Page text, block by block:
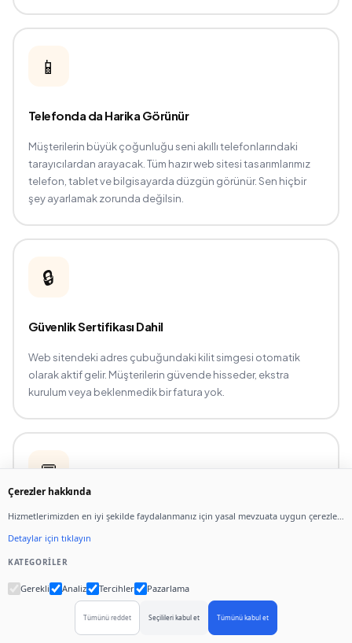
Çerezler hakkında
Hizmetlerimizden en iyi şekilde faydalanmanız için yasal mevzuata uygun çerezler
Detaylar için tıklayın
KATEGORILER
Gerekli Analiz Tercihler Pazarlama
Tümünü reddet Seçilileri kabul et Tümünü kabul et
📱
Telefonda da Harika Görünür
Müşterilerin büyük çoğunluğu seni akıllı telefonlarındaki
tarayıcılardan arayacak. Tüm hazır web sitesi tasarımlarımız
telefon, tablet ve bilgisayarda düzgün görünür. Sen hiçbir
şey ayarlamak zorunda değilsin.
🔒
Güvenlik Sertifikası Dahil
Web sitendeki adres çubuğundaki kilit simgesi otomatik
olarak aktif gelir. Müşterilerin güvende hisseder, ekstra
kurulum veya beklenmedik bir fatura yok.
💬
7/24 Türkçe Destek
yardım al. "Bu butonu nasıl değiştiririm?" gibi en küçük soruya
bile anında yanıt alırsın.